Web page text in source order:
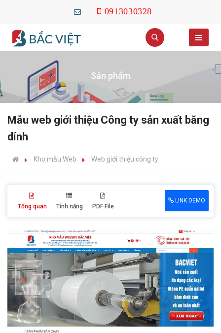
0913030328
Sản phẩm
Mẫu web giới thiệu Công ty sản xuất băng
dính
Kho mẫu Web Web giới thiệu công ty
Tổng quan Tính năng PDF File
LINK DEMO